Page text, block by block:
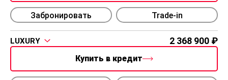
Забронировать Trade-in
LUXURY 2 368 900
Купить в кредит